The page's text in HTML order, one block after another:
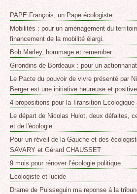
PAPE François, un Pape écologiste
Mobilités : pour un aménagement du
financement de la mobilité élargi.
Bob Marley, hommage et remember
Girondins de Bordeaux : pour un actionnariat
Le Pacte du pouvoir de vivre présenté par
Berger est une initiative heureuse et positive.
4 propositions pour la Transition Ecologique
Le départ de Nicolas Hulot, deux défaites,
et de l'écologie.
Pour un réveil de la Gauche et des
SAVARY et Gérard CHAUSSET
9 mois pour rénover l’écologie politique
Ecologiste et lucide
Drame de Puisseguin ma reponse á la